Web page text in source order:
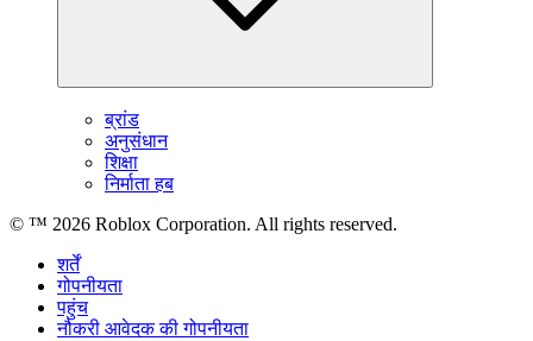
ब्रांड
अनुसंधान
शिक्षा
निर्माता हब
© ™ 2026 Roblox Corporation. All rights reserved.
शर्तें
गोपनीयता
पहुंच
नौकरी आवेदक की गोपनीयता